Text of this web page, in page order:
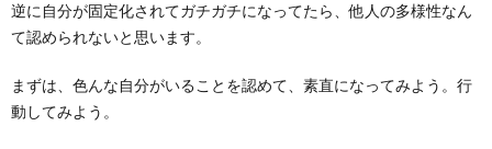
逆に自分が固定化されてガチガチになってたら、他人の多様性なん
て認められないと思います。
まずは、色んな自分がいることを認めて、素直になってみよう。行
動してみよう。